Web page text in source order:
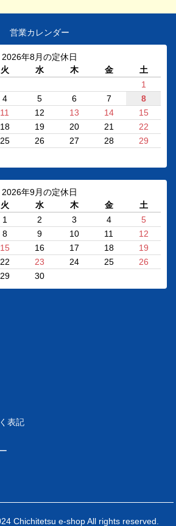
営業カレンダー
2026年8月の定休日
火 水 木 金
土
1
4 5 6 7
8
11 12 13 14
15
18 19 20 21
22
25 26 27 28
29
2026年9月の定休日
火 水 木 金
土
1
2 3 4
5
8 9 10 11
12
15 16 17 18
19
22 23 24 25
26
29 30
表記
Chichitetsu e-shop All rights reserved.